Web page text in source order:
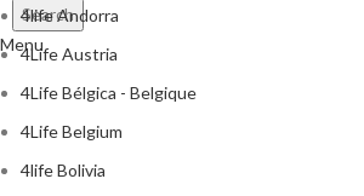
Search
Menu
4life Andorra
4Life Austria
4Life Bélgica - Belgique
4Life Belgium
4life Bolivia